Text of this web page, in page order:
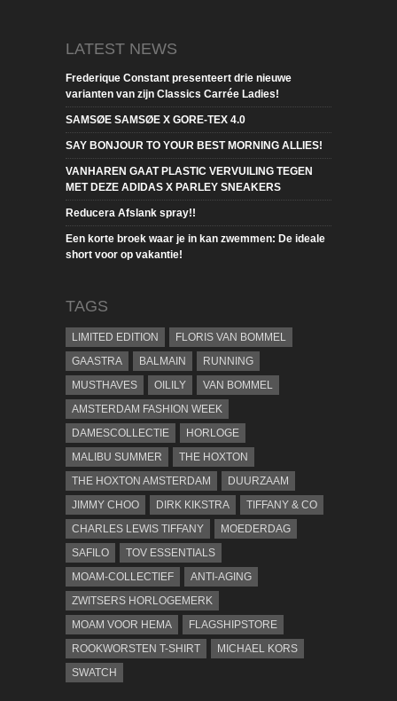
LATEST NEWS
Frederique Constant presenteert drie nieuwe
varianten van zijn Classics Carrée Ladies!
SAMSØE SAMSØE X GORE-TEX 4.0
SAY BONJOUR TO YOUR BEST MORNING ALLIES!
VANHAREN GAAT PLASTIC VERVUILING TEGEN
MET DEZE ADIDAS X PARLEY SNEAKERS
Reducera Afslank spray!!
Een korte broek waar je in kan zwemmen: De ideale
short voor op vakantie!
TAGS
LIMITED EDITION
FLORIS VAN BOMMEL
GAASTRA
BALMAIN
RUNNING
MUSTHAVES
OILILY
VAN BOMMEL
AMSTERDAM FASHION WEEK
DAMESCOLLECTIE
HORLOGE
MALIBU SUMMER
THE HOXTON
THE HOXTON AMSTERDAM
DUURZAAM
JIMMY CHOO
DIRK KIKSTRA
TIFFANY & CO
CHARLES LEWIS TIFFANY
MOEDERDAG
SAFILO
TOV ESSENTIALS
MOAM-COLLECTIEF
ANTI-AGING
ZWITSERS HORLOGEMERK
MOAM VOOR HEMA
FLAGSHIPSTORE
ROOKWORSTEN T-SHIRT
MICHAEL KORS
SWATCH